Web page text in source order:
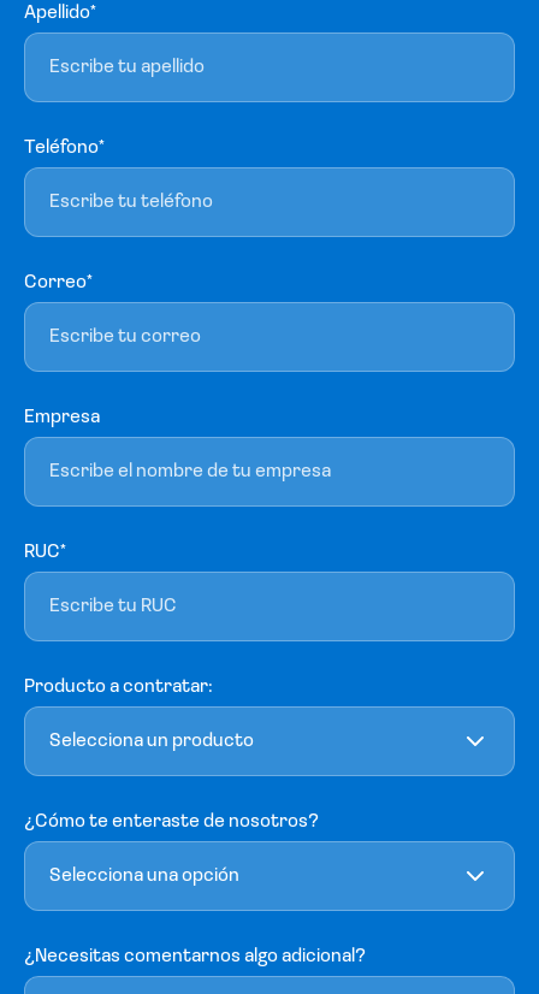
Apellido*
Teléfono*
Correo*
Empresa
RUC*
Producto a contratar:
Selecciona un producto
¿Cómo te enteraste de nosotros?
Selecciona una opción
¿Necesitas comentarnos algo adicional?